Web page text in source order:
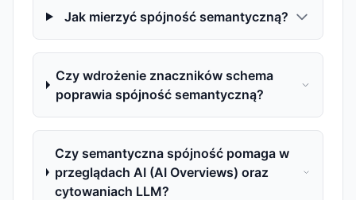
Jak mierzyć spójność semantyczną?
Czy wdrożenie znaczników schema
poprawia spójność semantyczną?
Czy semantyczna spójność pomaga w
przeglądach AI (AI Overviews) oraz
cytowaniach LLM?